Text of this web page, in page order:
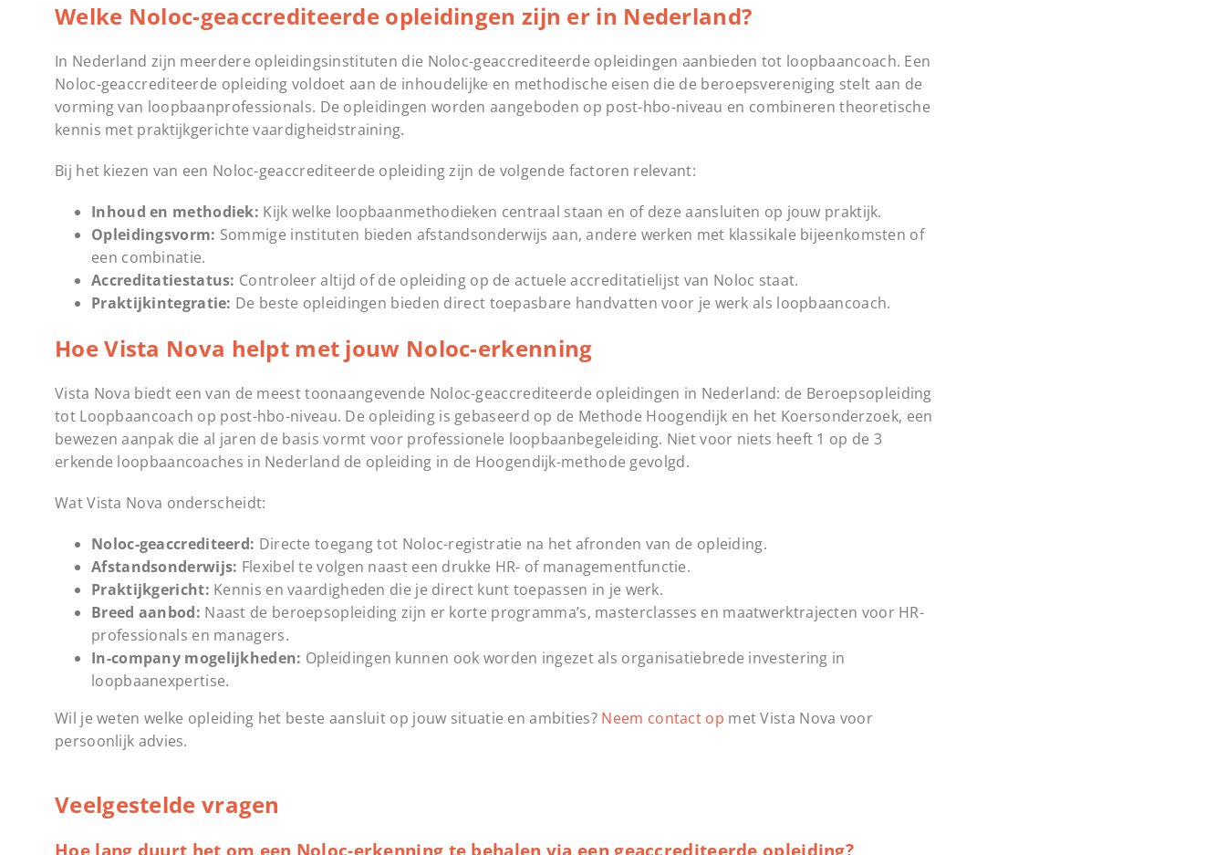
Welke Noloc-geaccrediteerde opleidingen zijn er in Nederland?
In Nederland zijn meerdere opleidingsinstituten die Noloc-geaccrediteerde opleidingen aanbieden tot loopbaancoach. Een
Noloc-geaccrediteerde opleiding voldoet aan de inhoudelijke en methodische eisen die de beroepsvereniging stelt aan de
vorming van loopbaanprofessionals. De opleidingen worden aangeboden op post-hbo-niveau en combineren theoretische
kennis met praktijkgerichte vaardigheidstraining.
Bij het kiezen van een Noloc-geaccrediteerde opleiding zijn de volgende factoren relevant:
Inhoud en methodiek: Kijk welke loopbaanmethodieken centraal staan en of deze aansluiten op jouw praktijk.
Opleidingsvorm: Sommige instituten bieden afstandsonderwijs aan, andere werken met klassikale bijeenkomsten of
een combinatie.
Accreditatiestatus: Controleer altijd of de opleiding op de actuele accreditatielijst van Noloc staat.
Praktijkintegratie: De beste opleidingen bieden direct toepasbare handvatten voor je werk als loopbaancoach.
Hoe Vista Nova helpt met jouw Noloc-erkenning
Vista Nova biedt een van de meest toonaangevende Noloc-geaccrediteerde opleidingen in Nederland: de Beroepsopleiding
tot Loopbaancoach op post-hbo-niveau. De opleiding is gebaseerd op de Methode Hoogendijk en het Koersonderzoek, een
bewezen aanpak die al jaren de basis vormt voor professionele loopbaanbegeleiding. Niet voor niets heeft 1 op de 3
erkende loopbaancoaches in Nederland de opleiding in de Hoogendijk-methode gevolgd.
Wat Vista Nova onderscheidt:
Noloc-geaccrediteerd: Directe toegang tot Noloc-registratie na het afronden van de opleiding.
Afstandsonderwijs: Flexibel te volgen naast een drukke HR- of managementfunctie.
Praktijkgericht: Kennis en vaardigheden die je direct kunt toepassen in je werk.
Breed aanbod: Naast de beroepsopleiding zijn er korte programma’s, masterclasses en maatwerktrajecten voor HR-
professionals en managers.
In-company mogelijkheden: Opleidingen kunnen ook worden ingezet als organisatiebrede investering in
loopbaanexpertise.
Wil je weten welke opleiding het beste aansluit op jouw situatie en ambities? Neem contact op met Vista Nova voor
persoonlijk advies.
Veelgestelde vragen
Hoe lang duurt het om een Noloc-erkenning te behalen via een geaccrediteerde opleiding?